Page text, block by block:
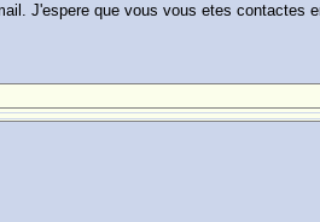
J'espere que vous vous etes contactes